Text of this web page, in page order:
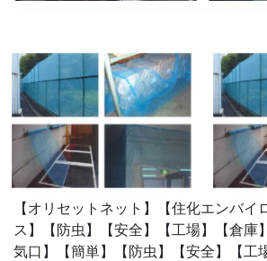
【オリセットネット】【住化エンバイ
ス】【防虫】【安全】【工場】【倉庫
気口】【簡単】【防虫】【安全】【工